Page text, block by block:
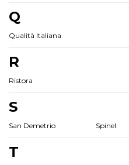
Q
Qualità Italiana
R
Ristora
S
San Demetrio Spinel
T